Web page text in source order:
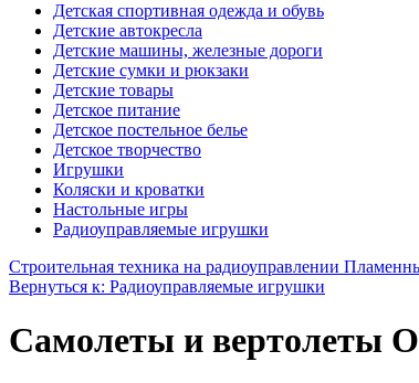
Детская спортивная одежда и обувь
Детские автокресла
Детские машины, железные дороги
Детские сумки и рюкзаки
Детские товары
Детское питание
Детское постельное белье
Детское творчество
Игрушки
Коляски и кроватки
Настольные игры
Радиоуправляемые игрушки
Строительная техника на радиоуправлении
Вернуться к: Радиоуправляемые игрушки
Самолеты и вертолеты